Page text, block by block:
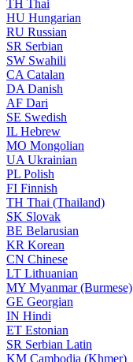
TH Thai
HU Hungarian
RU Russian
SR Serbian
SW Swahili
CA Catalan
DA Danish
AF Dari
SE Swedish
IL Hebrew
MO Mongolian
UA Ukrainian
PL Polish
FI Finnish
TH Thai (Thailand)
SK Slovak
BE Belarusian
KR Korean
CN Chinese
LT Lithuanian
MY Myanmar (Burmese)
GE Georgian
IN Hindi
ET Estonian
SR Serbian Latin
KM Cambodia (Khmer)